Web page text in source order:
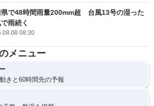
県で48時間雨量200mm超 台風13号の湿った
雨続く
08:30
メニュー
きと60時間先の予報